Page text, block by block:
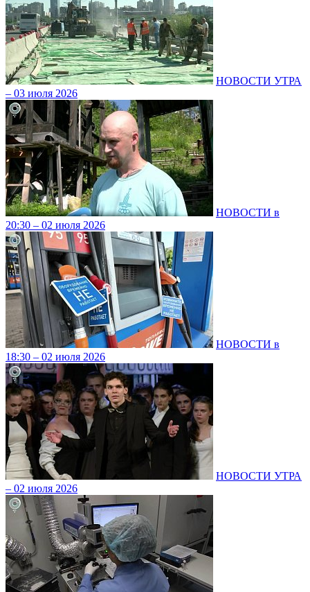
НОВОСТИ УТРА
– 03 июля 2026
НОВОСТИ в
20:30 – 02 июля 2026
НОВОСТИ в
18:30 – 02 июля 2026
НОВОСТИ УТРА
– 02 июля 2026